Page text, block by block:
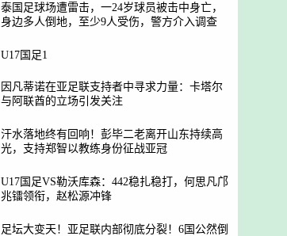
泰国足球场遭雷击，一24岁球员被击中身亡，
身边多人倒地，至少9人受伤，警方介入调查
U17国足1
因凡蒂诺在亚足联支持者中寻求力量：卡塔尔
与阿联酋的立场引发关注
汗水落地终有回响！彭毕二老离开山东持续高
光，支持郑智以教练身份征战亚冠
U17国足VS勒沃库森：442稳扎稳打，何思凡邝
兆镭领衔，赵松源冲锋
足坛大变天！亚足联内部彻底分裂！6国公然倒